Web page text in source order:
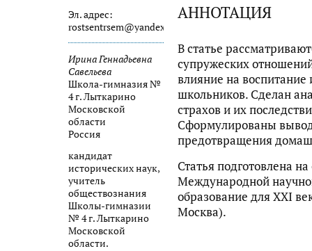
Эл. адрес:
rostsentrsem@yandex.ru
Ирина Геннадьевна
Савельева
Школа-гимназия №
4 г. Лыткарино
Московской
области
Россия
кандидат
исторических наук,
учитель
обществознания
Школы-гимназии
№ 4 г. Лыткарино
Московской
области.
АННОТАЦИЯ
В статье
супружеских
влияние на
школьников. Сделан
страхов и их
Сформулированы
предотвращения
Статья подготовлена
Международной
образование для XXI
Москва).